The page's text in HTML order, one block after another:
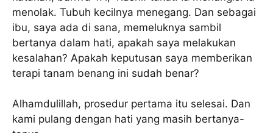
menolak. Tubuh kecilnya menegang. Dan sebagai
ibu, saya ada di sana, memeluknya sambil
bertanya dalam hati, apakah saya melakukan
kesalahan? Apakah keputusan saya memberikan
terapi tanam benang ini sudah benar?
Alhamdulillah, prosedur pertama itu selesai. Dan
kami pulang dengan hati yang masih bertanya-